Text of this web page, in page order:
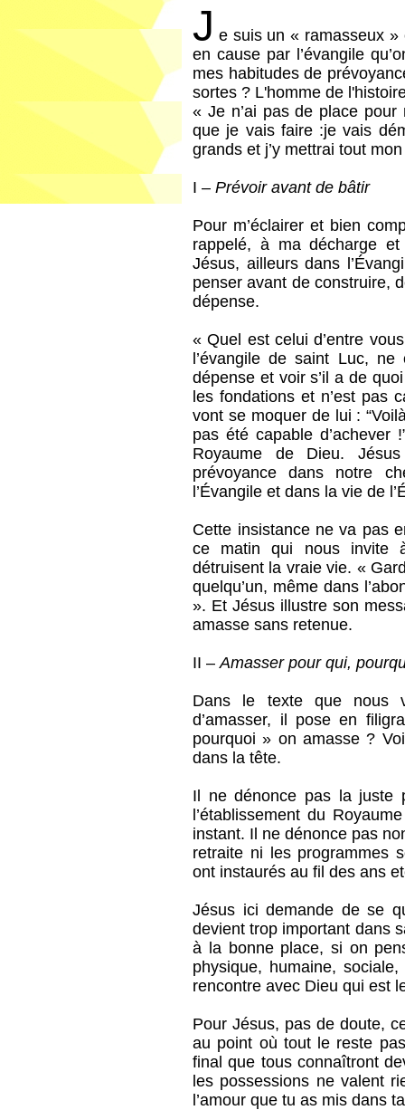
J e suis un « ramasseux
en cause par l’évangile
mes habitudes de
sortes ? L'homme de
« Je n’ai pas de place
que je vais faire :je vais
grands et j’y mettrai tout
I – Prévoir avant de bâtir
Pour m’éclairer et bien
rappelé, à ma décharge
Jésus, ailleurs dans
penser avant de construire,
dépense.
« Quel est celui d’entre
l’évangile de saint Luc, ne
dépense et voir s’il a de
les fondations et n’est pas
vont se moquer de lui :
pas été capable
Royaume de Dieu.
prévoyance dans notre
l’Évangile et dans la vie de
Cette insistance ne va pas
ce matin qui nous invite
détruisent la vraie vie. «
quelqu’un, même dans
». Et Jésus illustre son
amasse sans retenue.
II –Amasser pour qui,
Dans le texte que nous
d’amasser, il pose en
pourquoi » on amasse ?
dans la tête.
Il ne dénonce pas la juste
l’établissement du
instant. Il ne dénonce pas
retraite ni les programmes
ont instaurés au fil des ans
Jésus ici demande de se
devient trop important dans
à la bonne place, si on
physique, humaine,
rencontre avec Dieu qui est
Pour Jésus, pas de doute,
au point où tout le reste
final que tous connaîtront
les possessions ne valent
l’amour que tu as mis dans